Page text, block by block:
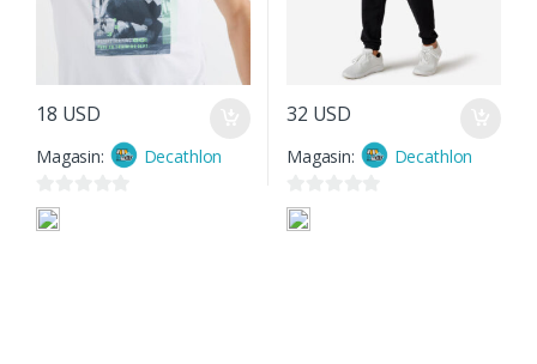
18 USD
Magasin: Decathlon
0
s
32 USD
Magasin: Decathlon
0
s